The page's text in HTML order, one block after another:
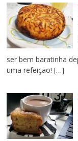
ser bem baratinha
uma refeição! […]